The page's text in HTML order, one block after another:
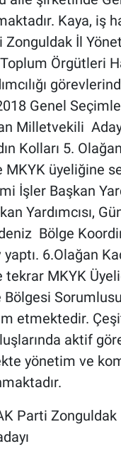
Kaya, iş
Zonguldak İl
Örgütleri
Genel
Milletvekili
Kolları 5. Olağan
MKYK üyeliğine
İşler Başkan
Yardımcısı,
Bölge
6.Olağan
tekrar MKYK
Bölgesi
etmektedir.
aktif
yönetim ve
Parti Zonguldak